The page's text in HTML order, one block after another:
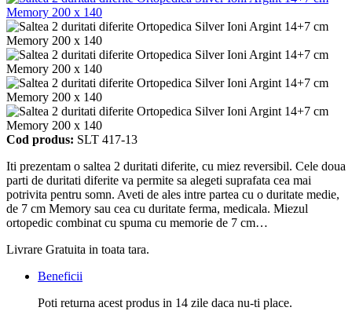
Cod produs: SLT 417-13
Iti prezentam o saltea 2 duritati diferite, cu miez reversibil. Cele doua
parti de duritati diferite va permite sa alegeti suprafata cea mai
potrivita pentru somn. Aveti de ales intre partea cu o duritate medie,
de 7 cm Memory sau cea cu duritate ferma, medicala. Miezul
ortopedic combinat cu spuma cu memorie de 7 cm…
Livrare Gratuita in toata tara.
Beneficii
Poti returna acest produs in 14 zile daca nu-ti place.